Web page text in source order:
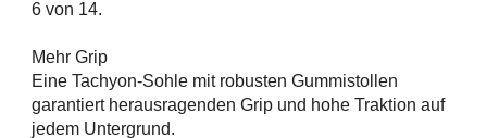
6 von 14.
Mehr Grip
Eine Tachyon-Sohle mit robusten Gummistollen
garantiert herausragenden Grip und hohe Traktion auf
jedem Untergrund.